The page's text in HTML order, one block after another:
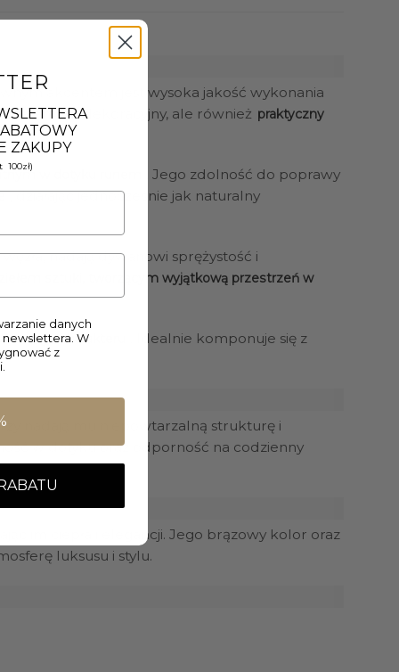
akcentem jest wysoka jakość wykonania
element dekoracyjny, ale również praktyczny
w dotyku runem . Jego zdolność do poprawy
, działając jednocześnie jak naturalny
nadają dywanowi sprężystość i
sztuki, tworzącym wyjątkową przestrzeń w
charakteru . Idealnie komponuje się z
nadają mu niepowtarzalną strukturę i
w dotyku oraz odporność na codzienny
im ciepła i elegancji. Jego brązowy kolor oraz
luksusu i stylu.
ZAKUPY
danych
newslettera. W
z